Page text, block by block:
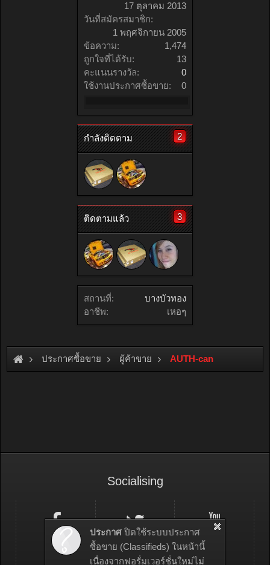
ประกาศ ปิดใช้ระบบประกาศ
ซื้อขาย (Classifieds) ในหน้านี้
เนื่องจากฟอรั่มเวอร์ชั่นใหม่ไม่
17 ตุลาคม 2013
วันที่สมัครสมาชิก:
1 พฤศจิกายน 2005
ข้อความ:
1,474
ถูกใจที่ได้รับ:
13
คะแนนรางวัล:
0
ใช้งานประกาศซื้อขาย:
0
กำลังติดตาม 2
ติดตามแล้ว 3
สถานที่:
บางบัวทอง
อาชีพ:
เหอๆ
ประกาศซื้อขาย ผู้ค้าขาย AUTH-can
Socialising